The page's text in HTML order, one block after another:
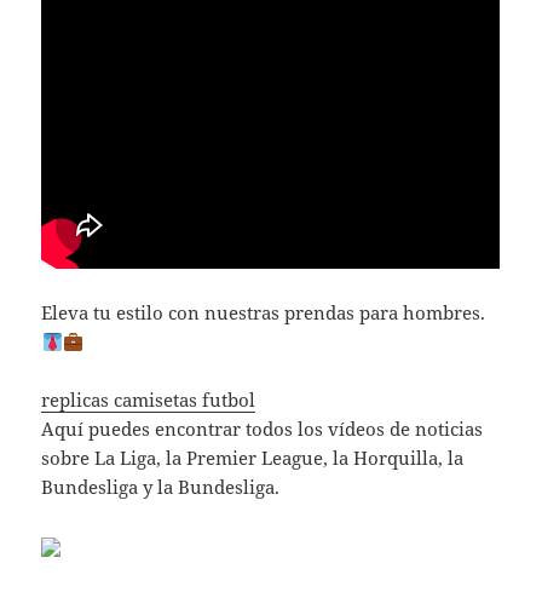
Eleva tu estilo con nuestras prendas para hombres.
replicas camisetas futbol
Aquí puedes encontrar todos los vídeos de noticias
sobre La Liga, la Premier League, la Horquilla, la
Bundesliga y la Bundesliga.